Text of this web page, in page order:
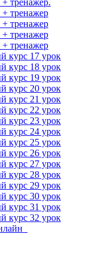
тренажер.
тренажер
тренажер
тренажер
тренажер
курс 17 урок
курс 18 урок
курс 19 урок
курс 20 урок
курс 21 урок
курс 22 урок
курс 23 урок
курс 24 урок
курс 25 урок
курс 26 урок
курс 27 урок
курс 28 урок
курс 29 урок
курс 30 урок
курс 31 урок
курс 32 урок